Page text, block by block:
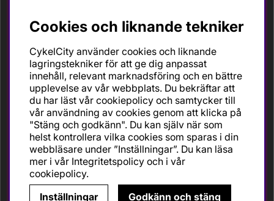
Vi är en mycket personlig cykelaffär med hög
servicegrad och alla vi som jobbar är inbitna cyklister
och dess produkter. Gör din bästa cykelaffär på
CykelCity!
Cookies och liknande tekniker
CykelCity använder cookies och liknande
lagringstekniker för att ge dig anpassat
innehåll, relevant marknadsföring och en bättre
upplevelse av vår webbplats. Du bekräftar att
du har läst vår cookiepolicy och samtycker till
vår användning av cookies genom att klicka på
"Stäng och godkänn". Du kan själv när som
helst kontrollera vilka cookies som sparas i din
webbläsare under ”Inställningar”. Du kan läsa
mer i vår Integritetspolicy och i vår
cookiepolicy.
Inställningar
Godkänn och stäng